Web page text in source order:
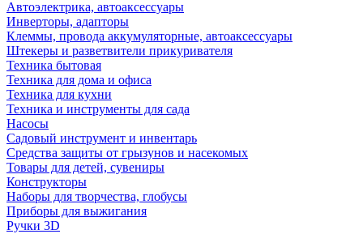
Автоэлектрика, автоаксессуары
Инверторы, адапторы
Клеммы, провода аккумуляторные, автоаксессуары
Штекеры и разветвители прикуривателя
Техника бытовая
Техника для дома и офиса
Техника для кухни
Техника и инструменты для сада
Насосы
Садовый инструмент и инвентарь
Средства защиты от грызунов и насекомых
Товары для детей, сувениры
Конструкторы
Наборы для творчества, глобусы
Приборы для выжигания
Ручки 3D